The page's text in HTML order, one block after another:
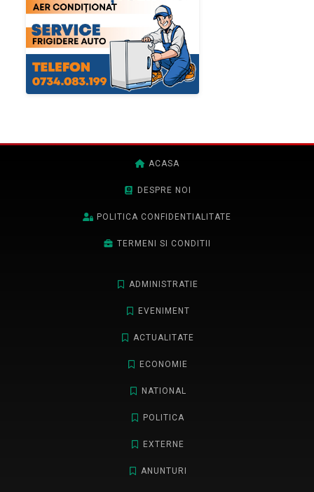
ACASA
DESPRE NOI
POLITICA CONFIDENTIALITATE
TERMENI SI CONDITII
ADMINISTRATIE
EVENIMENT
ACTUALITATE
ECONOMIE
NATIONAL
POLITICA
EXTERNE
ANUNTURI